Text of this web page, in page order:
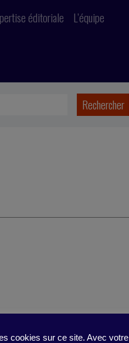
éditoriale L’équipe
cookies sur ce site. Avec votre